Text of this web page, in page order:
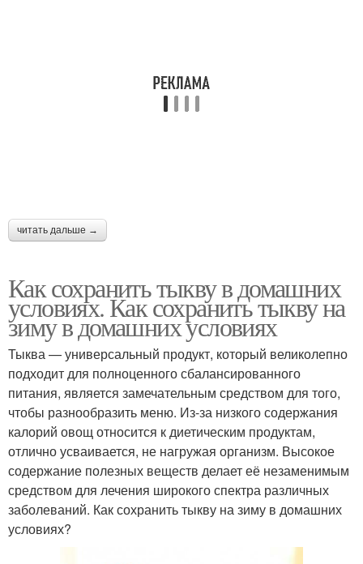
читать дальше →
Как сохранить тыкву в домашних
условиях. Как сохранить тыкву на
зиму в домашних условиях
Тыква — универсальный продукт, который великолепно
подходит для полноценного сбалансированного
питания, является замечательным средством для того,
чтобы разнообразить меню. Из-за низкого содержания
калорий овощ относится к диетическим продуктам,
отлично усваивается, не нагружая организм. Высокое
содержание полезных веществ делает её незаменимым
средством для лечения широкого спектра различных
заболеваний. Как сохранить тыкву на зиму в домашних
условиях?